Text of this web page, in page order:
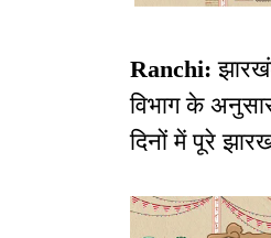
Ranchi:
विभाग के
दिनों में पूरे